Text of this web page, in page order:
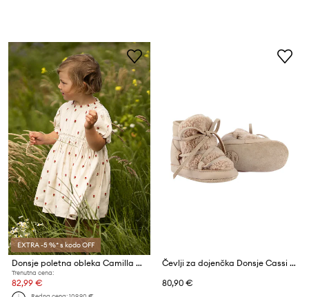
EXTRA -5 %* s kodo OFF
Donsje poletna obleka Camilla Dress Red Roses
Trenutna cena:
82,99 €
Čevlji za dojenčka Donsje Cassi Booties
80,90 €